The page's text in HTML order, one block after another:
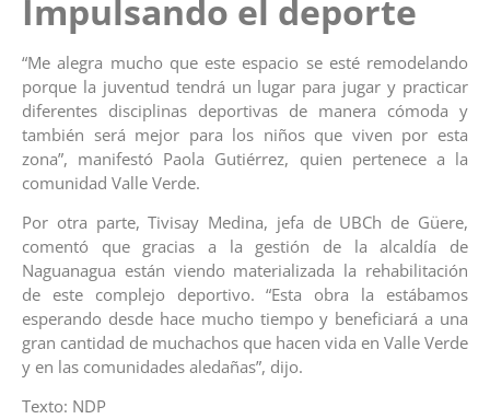
Impulsando el deporte
“Me alegra mucho que este espacio se esté remodelando
porque la juventud tendrá un lugar para jugar y practicar
diferentes disciplinas deportivas de manera cómoda y
también será mejor para los niños que viven por esta
zona”, manifestó Paola Gutiérrez, quien pertenece a la
comunidad Valle Verde.
Por otra parte, Tivisay Medina, jefa de UBCh de Güere,
comentó que gracias a la gestión de la alcaldía de
Naguanagua están viendo materializada la rehabilitación
de este complejo deportivo. “Esta obra la estábamos
esperando desde hace mucho tiempo y beneficiará a una
gran cantidad de muchachos que hacen vida en Valle Verde
y en las comunidades aledañas”, dijo.
Texto: NDP